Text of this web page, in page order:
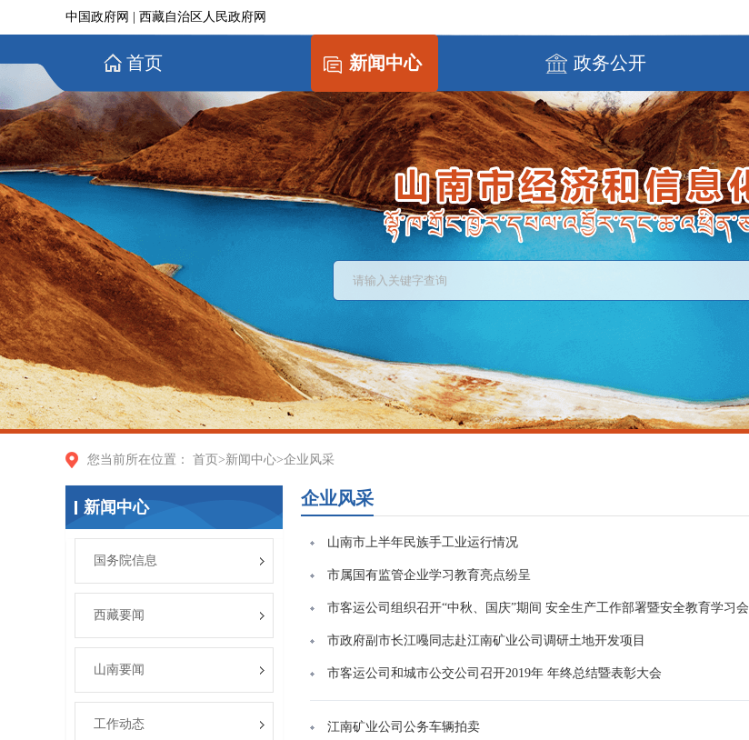
中国政府网 西藏自治区人民政府网
首页 新闻中心 政务公开
您当前所在位置： 首页 >新闻中心>企业风采
新闻中心
国务院信息
西藏要闻
山南要闻
工作动态
企业风采
山南市上半年民族手工业运行情况
市属国有监管企业学习教育亮点纷呈
市客运公司组织召开“中秋、国庆”期间 安全生产工作部署暨安全教育学习会
市政府副市长江嘠同志赴江南矿业公司调研土地开发项目
市客运公司和城市公交公司召开2019年 年终总结暨表彰大会
江南矿业公司公务车辆拍卖